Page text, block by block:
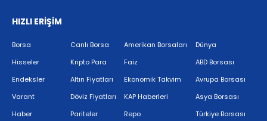
HIZLI ERİŞİM
Borsa
Hisseler
Endeksler
Varant
Haber
Canlı Borsa
Kripto Para
Altın Fiyatları
Döviz Fiyatları
Pariteler
Amerikan Borsaları
Faiz
Ekonomik Takvim
KAP Haberleri
Repo
Dünya
ABD Borsası
Avrupa Borsası
Asya Borsası
Türkiye Borsası